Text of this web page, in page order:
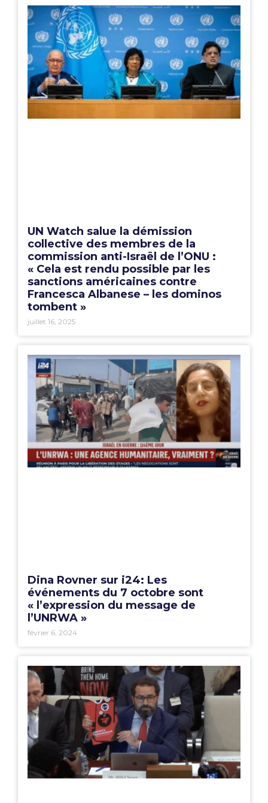
UN Watch salue la démission
collective des membres de la
commission anti-Israël de l’ONU :
« Cela est rendu possible par les
sanctions américaines contre
Francesca Albanese – les dominos
tombent »
juillet 16, 2025
Dina Rovner sur i24: Les
événements du 7 octobre sont
« l’expression du message de
l’UNRWA »
février 6, 2024